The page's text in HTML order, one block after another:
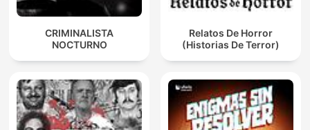
CRIMINALISTA
NOCTURNO
Relatos De Horror
(Historias De Terror)